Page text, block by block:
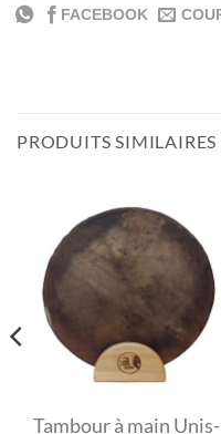
PRODUITS SIMILAIRES
Tambour à main Unis-